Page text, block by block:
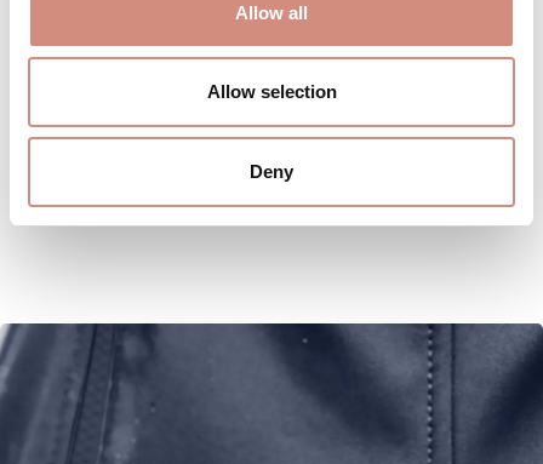
Allow all
Allow selection
Deny